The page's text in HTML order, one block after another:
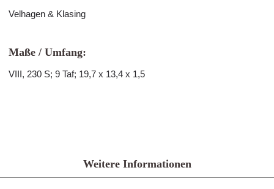
Velhagen & Klasing
Maße / Umfang:
VIII, 230 S; 9 Taf; 19,7 x 13,4 x 1,5
Weitere Informationen